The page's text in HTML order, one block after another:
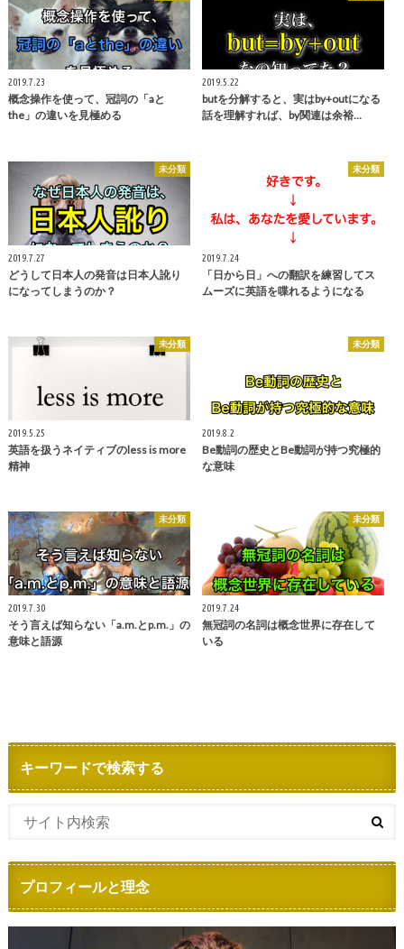
2019.7.23
概念操作を使って、冠詞の「aと
the」の違いを見極める
2019.5.22
butを分解すると、実はby+outになる
話を理解すれば、by関連は余裕…
未分類
2019.7.27
どうして日本人の発音は日本人訛り
になってしまうのか？
未分類
2019.7.24
「日から日」への翻訳を練習してス
ムーズに英語を喋れるようになる
未分類
2019.5.25
英語を扱うネイティブのless is more
精神
未分類
2019.8.2
Be動詞の歴史とBe動詞が持つ究極的
な意味
未分類
2019.7.30
そう言えば知らない「a.m.とp.m.」の
意味と語源
未分類
2019.7.24
無冠詞の名詞は概念世界に存在して
いる
キーワードで検索する
プロフィールと理念